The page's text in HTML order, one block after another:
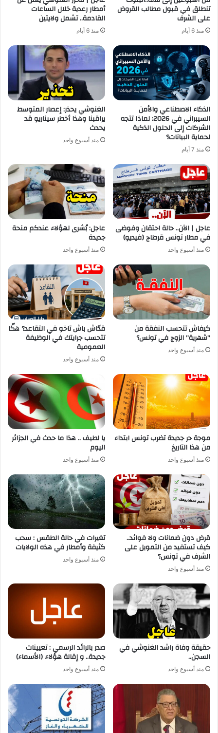
تنطلق في قبول مطالب القروض
على الشرف
منذ 6 أيام
أمطار رعدية خلال الساعات
القادمة.. تشمل ولايتين
منذ 6 أيام
الذكاء الاصطناعي والأمن
السيبراني في 2026: لماذا تتجه
الشركات إلى الحلول الذكية
لحماية البيانات؟
منذ 7 أيام
الغنوشي يحذر: إعصار المتوسط
يراقبنا وهذا أخطر سيناريو قد
يحدث
منذ أسبوع واحد
عاجل | الآن.. حالة احتقان وفوضى
في مطار تونس قرطاج (فيديو)
منذ أسبوع واحد
عاجل: بُشرى لهؤلاء عندكم منحة
جديدة
منذ أسبوع واحد
كيفاش تتحسب النفقة من
”شهرية” الزوج في تونس؟
منذ أسبوع واحد
قدّاش باش تاخو في التقاعد؟ هكّا
تتحسب جرايتك في الوظيفة
العمومية
منذ أسبوع واحد
موجة حر جديدة تضرب تونس ابتداء
من هذا التاريخ
منذ أسبوع واحد
يا لطيف .. هذا ما حدث في الجزائر
اليوم
منذ أسبوع واحد
قرض دون ضمانات ولا فوائد..
كيف تستفيد من التمويل على
الشرف في تونس؟
منذ أسبوع واحد
تغيرات في حالة الطقس : سحب
كثيفة وأمطار في هذه الولايات
منذ أسبوع واحد
حقيقة وفاة راشد الغنوشي في
السجن..
منذ أسبوع واحد
صدر بالرائد الرسمي : تعيينات
جديدة.. و إقالة هؤلاء (الأسماء)
منذ أسبوع واحد